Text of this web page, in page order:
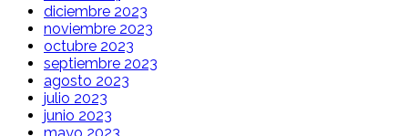
diciembre 2023
noviembre 2023
octubre 2023
septiembre 2023
agosto 2023
julio 2023
junio 2023
mayo 2023